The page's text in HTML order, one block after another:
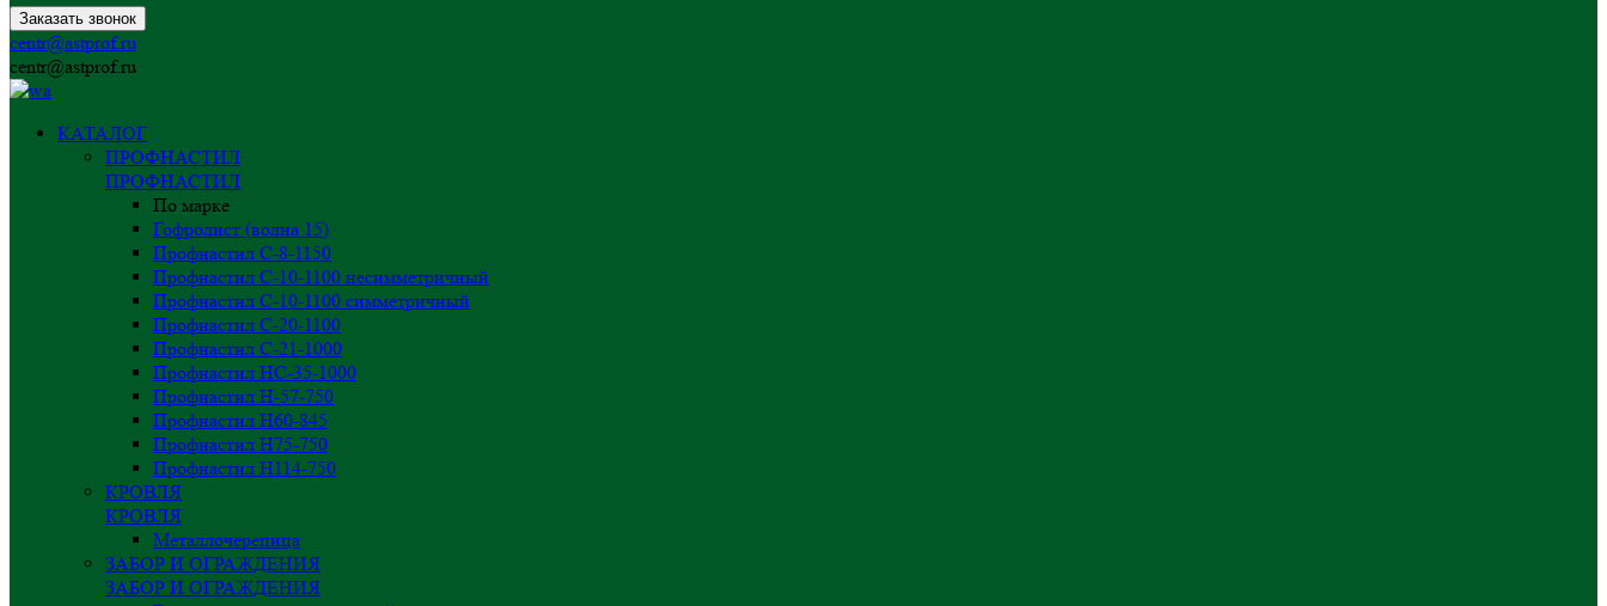
Заказать звонок
centr@astprof.ru
centr@astprof.ru
КАТАЛОГ
ПРОФНАСТИЛ
ПРОФНАСТИЛ
По марке
Гофролист (волна 15)
Профнастил С-8-1150
Профнастил С-10-1100 несимметричный
Профнастил С-10-1100 симметричный
Профнастил С-20-1100
Профнастил С-21-1000
Профнастил НС-35-1000
Профнастил H-57-750
Профнастил Н60-845
Профнастил Н75-750
Профнастил Н114-750
КРОВЛЯ
КРОВЛЯ
Металлочерепица
ЗАБОР И ОГРАЖДЕНИЯ
ЗАБОР И ОГРАЖДЕНИЯ